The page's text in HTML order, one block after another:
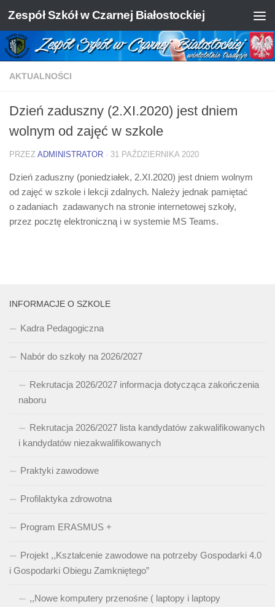
Skip to content
Zespół Szkół w Czarnej Białostockiej
AKTUALNOŚCI
Dzień zaduszny (2.XI.2020) jest dniem
wolnym od zajęć w szkole
PRZEZ ADMINISTRATOR · 31 PAŹDZIERNIKA 2020
Dzień zaduszny (poniedziałek, 2.XI.2020) jest dniem wolnym
od zajęć w szkole i lekcji zdalnych. Należy jednak pamiętać
o zadaniach zadawanych na stronie internetowej szkoły,
przez pocztę elektroniczną i w systemie MS Teams.
INFORMACJE O SZKOLE
Kadra Pedagogiczna
Nabór do szkoły na 2026/2027
Rekrutacja 2026/2027 informacja dotycząca zakończenia
naboru
Rekrutacja 2026/2027 lista kandydatów zakwalifikowanych
i kandydatów niezakwalifikowanych
Praktyki zawodowe
Profilaktyka zdrowotna
Program ERASMUS +
Projekt ,,Kształcenie zawodowe na potrzeby Gospodarki 4.0
i Gospodarki Obiegu Zamkniętego”
,,Nowe komputery przenośne ( laptopy i laptopy